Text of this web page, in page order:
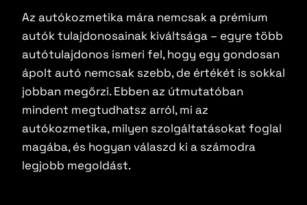
Az autókozmetika mára nemcsak a prémium
autók tulajdonosainak kiváltsága – egyre több
autótulajdonos ismeri fel, hogy egy gondosan
ápolt autó nemcsak szebb, de értékét is sokkal
jobban megőrzi. Ebben az útmutatóban
mindent megtudhatsz arról, mi az
autókozmetika, milyen szolgáltatásokat foglal
magába, és hogyan válaszd ki a számodra
legjobb megoldást.